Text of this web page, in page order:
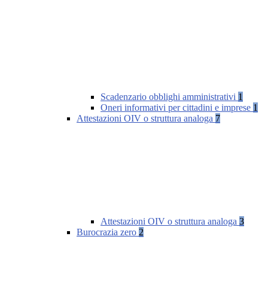
Scadenzario obblighi amministrativi 1
Oneri informativi per cittadini e imprese 1
Attestazioni OIV o struttura analoga 7
Attestazioni OIV o struttura analoga 3
Burocrazia zero 2